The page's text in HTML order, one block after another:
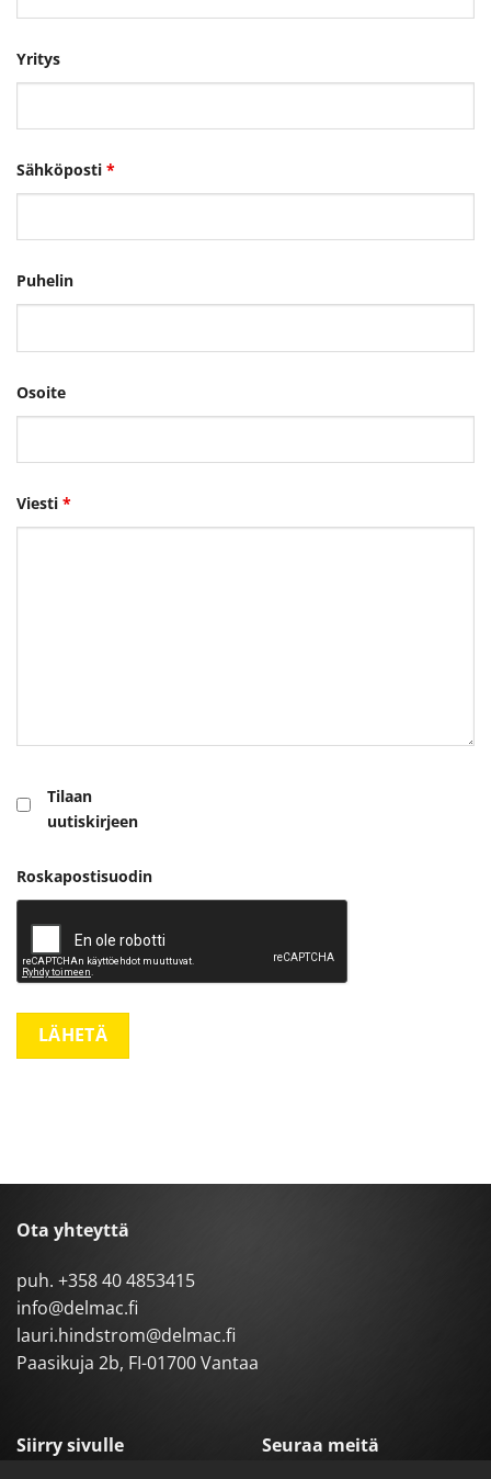
Yritys
Sähköposti *
Puhelin
Osoite
Viesti *
Tilaan
uutiskirjeen
Roskapostisuodin
Ota yhteyttä
puh. +358 40 4853415
info@delmac.fi
lauri.hindstrom@delmac.fi
Paasikuja 2b, FI-01700 Vantaa
Siirry sivulle Seuraa meitä